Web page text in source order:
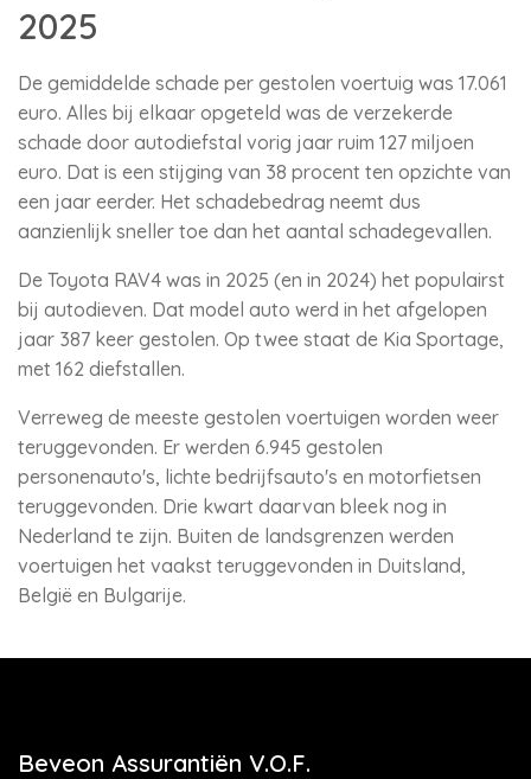
2025
De gemiddelde schade per gestolen voertuig was 17.061
euro. Alles bij elkaar opgeteld was de verzekerde
schade door autodiefstal vorig jaar ruim 127 miljoen
euro. Dat is een stijging van 38 procent ten opzichte van
een jaar eerder. Het schadebedrag neemt dus
aanzienlijk sneller toe dan het aantal schadegevallen.
De Toyota RAV4 was in 2025 (en in 2024) het populairst
bij autodieven. Dat model auto werd in het afgelopen
jaar 387 keer gestolen. Op twee staat de Kia Sportage,
met 162 diefstallen.
Verreweg de meeste gestolen voertuigen worden weer
teruggevonden. Er werden 6.945 gestolen
personenauto's, lichte bedrijfsauto's en motorfietsen
teruggevonden. Drie kwart daarvan bleek nog in
Nederland te zijn. Buiten de landsgrenzen werden
voertuigen het vaakst teruggevonden in Duitsland,
België en Bulgarije.
Beveon Assurantiën V.O.F.